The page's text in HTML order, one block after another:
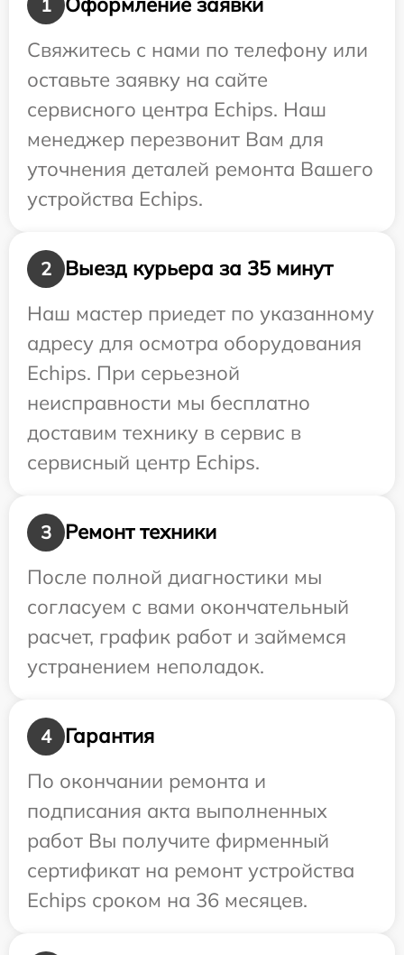
1
Свяжитесь с нами по телефону или
оставьте заявку на сайте
сервисного центра Echips. Наш
менеджер перезвонит Вам для
уточнения деталей ремонта Вашего
устройства Echips.
2
Выезд курьера за 35 минут
Наш мастер приедет по указанному
адресу для осмотра оборудования
Echips. При серьезной
неисправности мы бесплатно
доставим технику в сервис в
сервисный центр Echips.
3
Ремонт техники
После полной диагностики мы
согласуем с вами окончательный
расчет, график работ и займемся
устранением неполадок.
4
Гарантия
По окончании ремонта и
подписания акта выполненных
работ Вы получите фирменный
сертификат на ремонт устройства
Echips сроком на 36 месяцев.